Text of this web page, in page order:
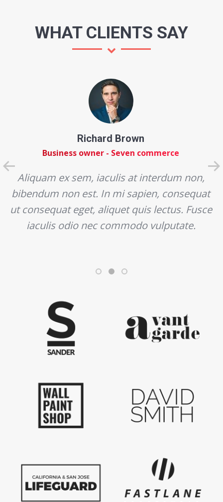
WHAT CLIENTS SAY
Richard Brown
Business owner - Seven commerce
Aliquam ex sem, iaculis at interdum non,
bibendum non est. In mi sapien, consequat
ut consequat eget, aliquet quis lectus. Fusce
iaculis odio nec commodo vulputate.